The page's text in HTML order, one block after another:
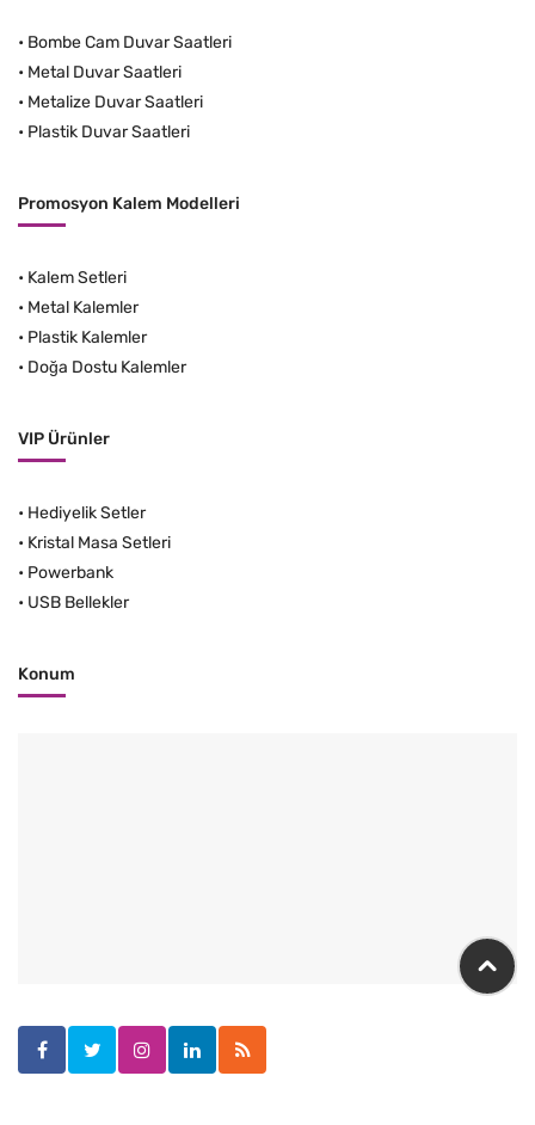
• Bombe Cam Duvar Saatleri
• Metal Duvar Saatleri
• Metalize Duvar Saatleri
• Plastik Duvar Saatleri
Promosyon Kalem Modelleri
• Kalem Setleri
• Metal Kalemler
• Plastik Kalemler
• Doğa Dostu Kalemler
VIP Ürünler
• Hediyelik Setler
• Kristal Masa Setleri
• Powerbank
• USB Bellekler
Konum